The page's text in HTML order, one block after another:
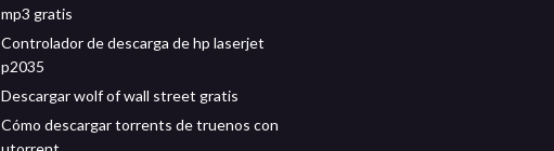
mp3 gratis
Controlador de descarga de hp laserjet
p2035
Descargar wolf of wall street gratis
Cómo descargar torrents de truenos con